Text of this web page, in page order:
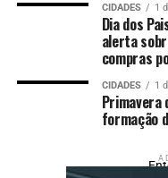
CIDADES 1
Dia dos
alerta
compras
CIDADES 1
Primavera
formação